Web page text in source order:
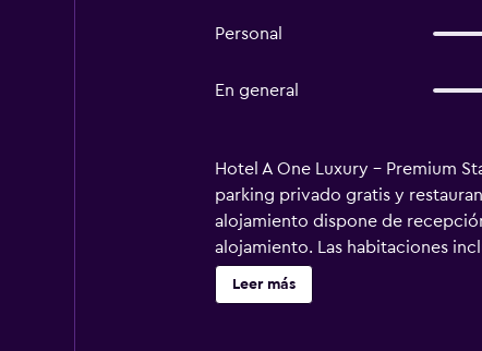
Personal
En general
Hotel A One Luxury - Premium
parking privado gratis y
alojamiento dispone de
alojamiento. Las habitaciones
posada u hostería, cada
disfrutar de un desayuno buffet,
Leer más